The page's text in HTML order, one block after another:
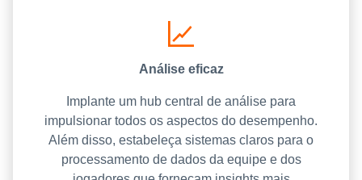
Análise eficaz
Implante um hub central de análise para
impulsionar todos os aspectos do desempenho.
Além disso, estabeleça sistemas claros para o
processamento de dados da equipe e dos